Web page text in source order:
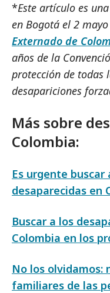
*Este artículo es
en Bogotá el 2
Externado de
años de la
protección de todas
desapariciones
Más sobre
Colombia:
Es urgente buscar
desaparecidas en
Buscar a los
Colombia en los
No los olvidamos:
familiares de las